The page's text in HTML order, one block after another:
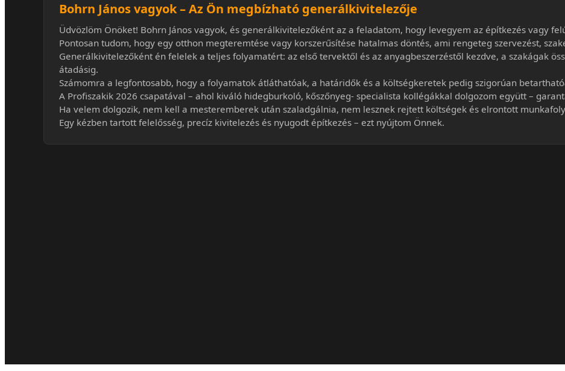
Bohrn János vagyok – Az Ön megbízható generálkivitelezője
Üdvözlöm Önöket! Bohrn János vagyok, és generálkivitelezőként az a feladatom, hogy levegyem az építkezés vagy
Pontosan tudom, hogy egy otthon megteremtése vagy korszerűsítése hatalmas döntés, ami rengeteg szervezést,
Generálkivitelezőként én felelek a teljes folyamatért: az első tervektől és az anyagbeszerzéstől kezdve, a szakágak
átadásig.
Számomra a legfontosabb, hogy a folyamatok átláthatóak, a határidők és a költségkeretek pedig szigorúan
A Profiszakik 2026 csapatával – ahol kiváló hidegburkoló, kőszőnyeg- specialista kollégákkal dolgozom együtt –
Ha velem dolgozik, nem kell a mesteremberek után szaladgálnia, nem lesznek rejtett költségek és elrontott
Egy kézben tartott felelősség, precíz kivitelezés és nyugodt építkezés – ezt nyújtom Önnek.